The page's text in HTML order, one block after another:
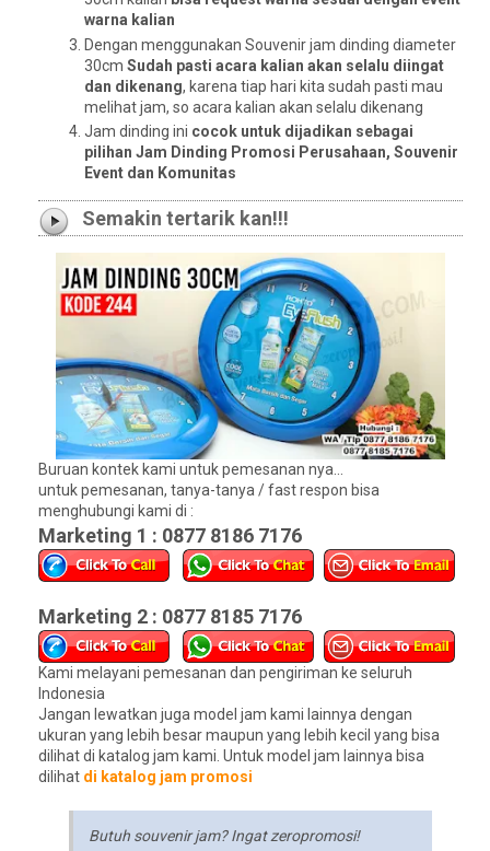
warna kalian
Dengan menggunakan Souvenir jam dinding diameter
30cm Sudah pasti acara kalian akan selalu diingat
dan dikenang, karena tiap hari kita sudah pasti mau
melihat jam, so acara kalian akan selalu dikenang
Jam dinding ini cocok untuk dijadikan sebagai
pilihan Jam Dinding Promosi Perusahaan, Souvenir
Event dan Komunitas
Semakin tertarik kan!!!
Buruan kontek kami untuk pemesanan nya...
untuk pemesanan, tanya-tanya / fast respon bisa
menghubungi kami di :
Marketing 1 : 0877 8186 7176
Marketing 2 : 0877 8185 7176
Kami melayani pemesanan dan pengiriman ke seluruh
Indonesia
Jangan lewatkan juga model jam kami lainnya dengan
ukuran yang lebih besar maupun yang lebih kecil yang bisa
dilihat di katalog jam kami. Untuk model jam lainnya bisa
dilihat di katalog jam promosi
Butuh souvenir jam? Ingat zeropromosi!